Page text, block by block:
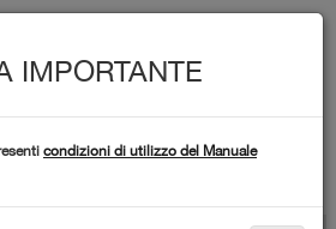
IMPORTANTE
condizioni di utilizzo del Manuale